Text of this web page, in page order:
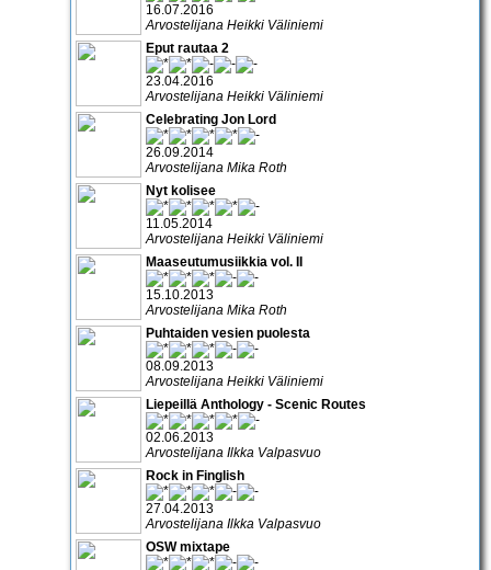
16.07.2016
Arvostelijana Heikki Väliniemi
Eput rautaa 2
23.04.2016
Arvostelijana Heikki Väliniemi
Celebrating Jon Lord
26.09.2014
Arvostelijana Mika Roth
Nyt kolisee
11.05.2014
Arvostelijana Heikki Väliniemi
Maaseutumusiikkia vol. II
15.10.2013
Arvostelijana Mika Roth
Puhtaiden vesien puolesta
08.09.2013
Arvostelijana Heikki Väliniemi
Liepeillä Anthology - Scenic Routes
02.06.2013
Arvostelijana Ilkka Valpasvuo
Rock in Finglish
27.04.2013
Arvostelijana Ilkka Valpasvuo
OSW mixtape